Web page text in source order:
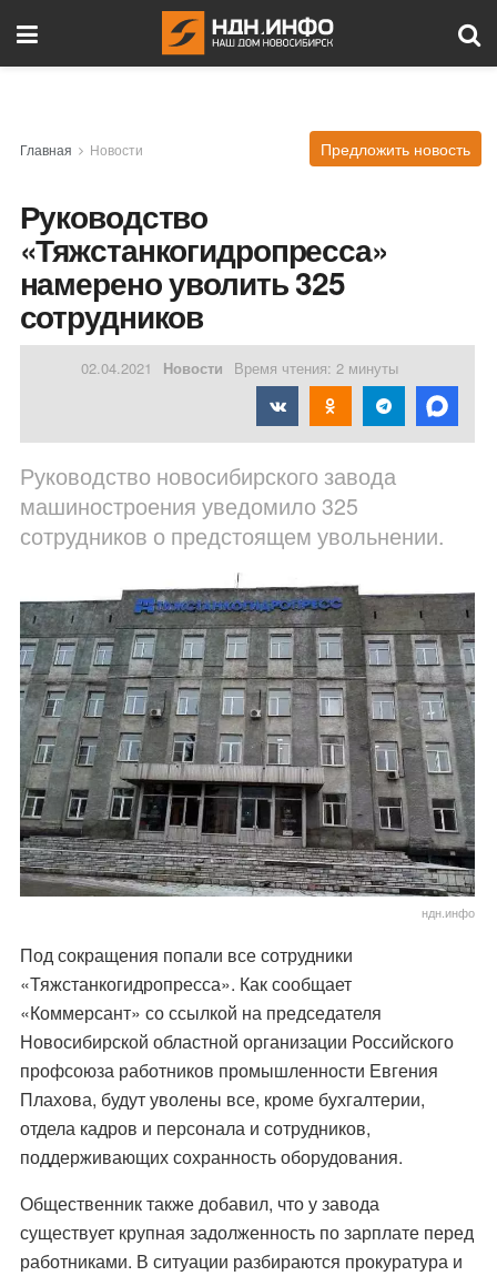
Главная Новости Предложить новость
Руководство
«Тяжстанкогидропресса»
намерено уволить 325
сотрудников
02.04.2021 Новости Время чтения: 2 минуты
Руководство новосибирского завода
машиностроения уведомило 325
сотрудников о предстоящем увольнении.
ндн.инфо
Под сокращения попали все сотрудники
«Тяжстанкогидропресса». Как сообщает
«Коммерсант» со ссылкой на председателя
Новосибирской областной организации Российского
профсоюза работников промышленности Евгения
Плахова, будут уволены все, кроме бухгалтерии,
отдела кадров и персонала и сотрудников,
поддерживающих сохранность оборудования.
Общественник также добавил, что у завода
существует крупная задолженность по зарплате перед
работниками. В ситуации разбираются прокуратура и